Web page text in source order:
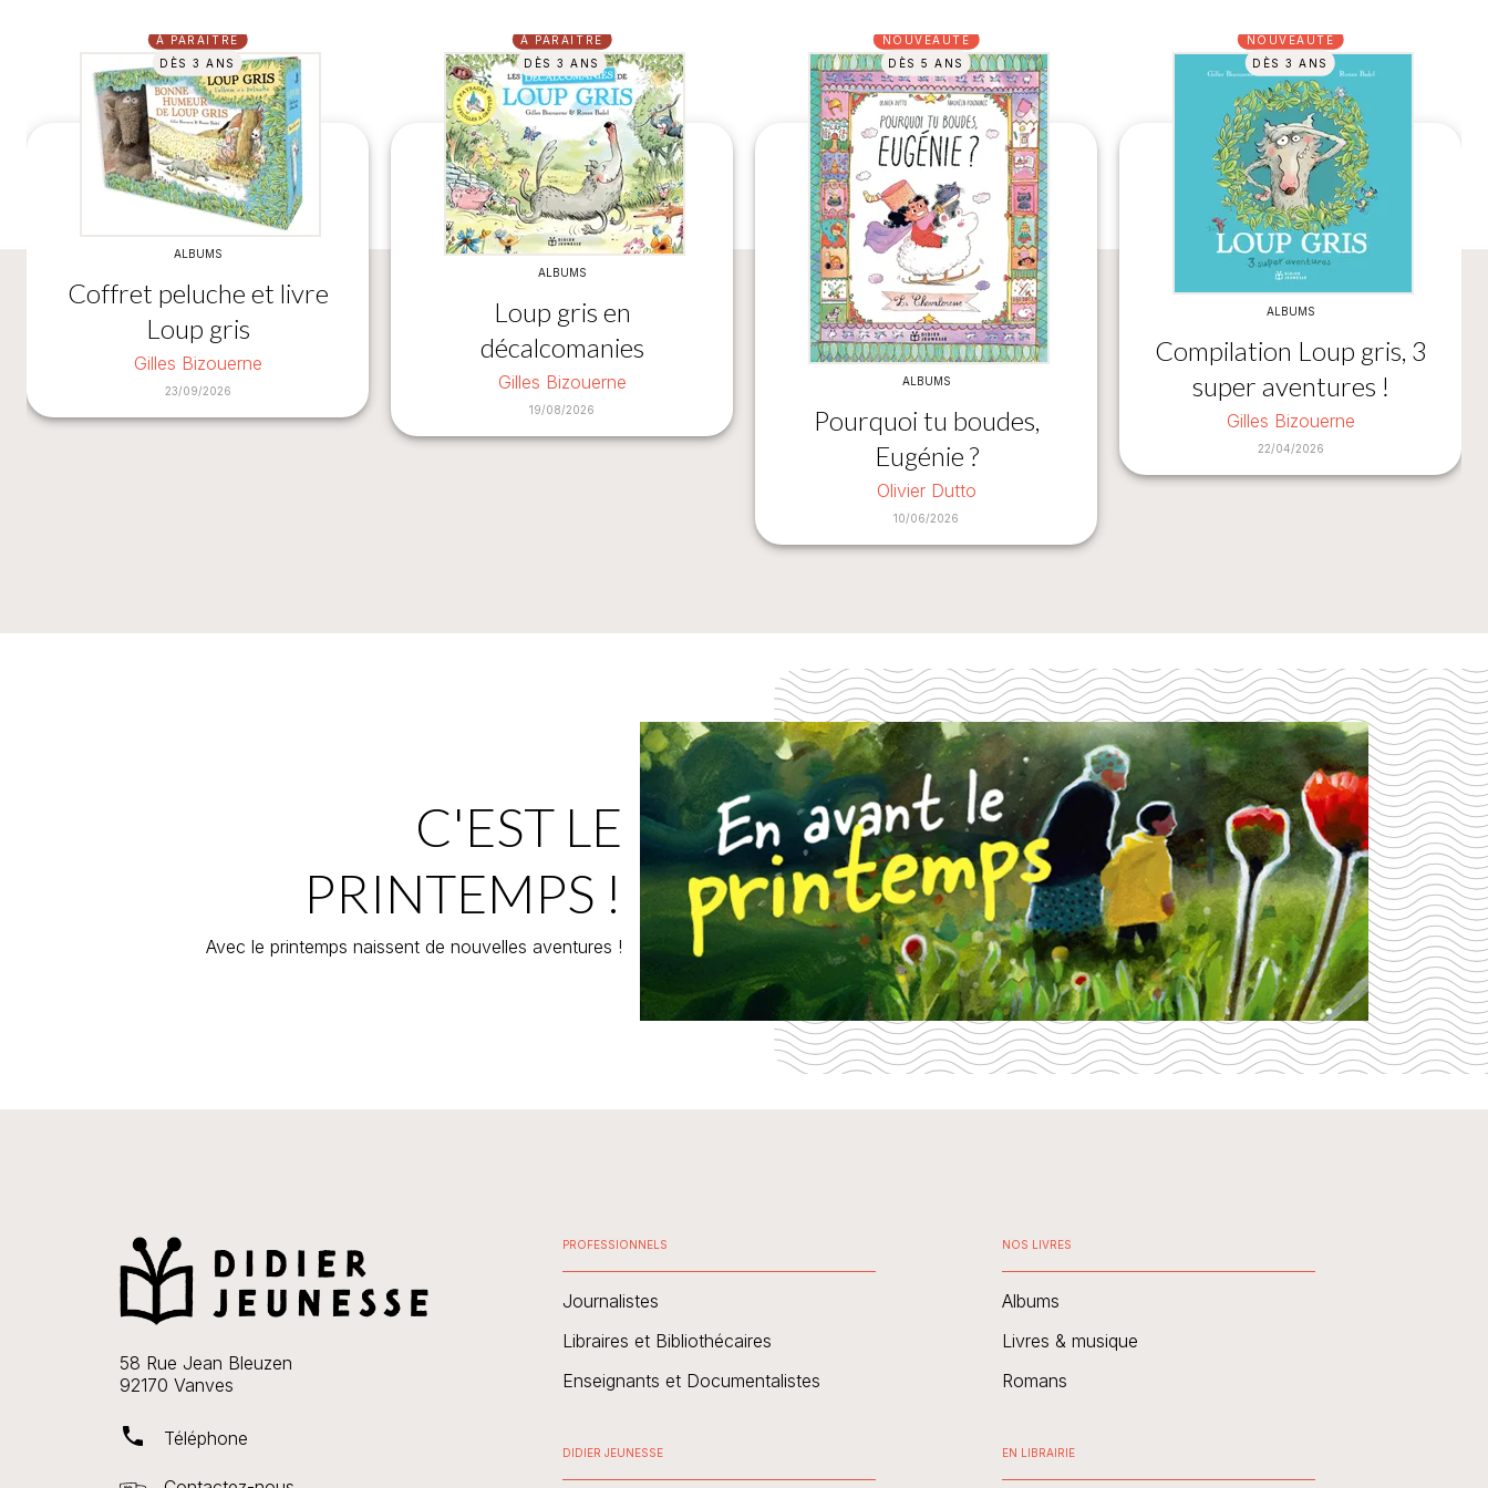
À PARAÎTRE
DÈS 3 ANS
ALBUMS
Coffret peluche et livre
Loup gris
Gilles Bizouerne
23/09/2026
À PARAÎTRE
DÈS 3 ANS
ALBUMS
Loup gris en
décalcomanies
Gilles Bizouerne
19/08/2026
NOUVEAUTÉ
DÈS 5 ANS
ALBUMS
Pourquoi tu boudes,
Eugénie ?
Olivier Dutto
10/06/2026
NOUVEAUTÉ
DÈS 3 ANS
ALBUMS
Compilation Loup gris, 3
super aventures !
Gilles Bizouerne
22/04/2026
C'EST LE
PRINTEMPS !
Avec le printemps naissent de nouvelles aventures !
58 Rue Jean Bleuzen
92170 Vanves
phone Téléphone
PROFESSIONNELS
Journalistes
Libraires et Bibliothécaires
Enseignants et Documentalistes
DIDIER JEUNESSE
NOS LIVRES
Albums
Livres & musique
Romans
EN LIBRAIRIE